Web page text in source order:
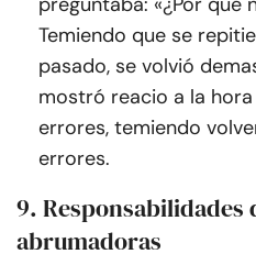
Temiendo que se
pasado, se volvió
mostró reacio a la
errores, temiendo
errores.
9. Responsabilidades
abrumadoras